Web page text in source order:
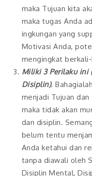
maka Tujuan kita
maka tugas Anda
ingkungan yang
Motivasi Anda,
mengingkat
Miliki 3 Perilaku ini
Disiplin).
menjadi Tujuan
maka tidak akan
dan disiplin.
belum tentu
Anda ketahui dan
tanpa diawali oleh
Disiplin Mental,